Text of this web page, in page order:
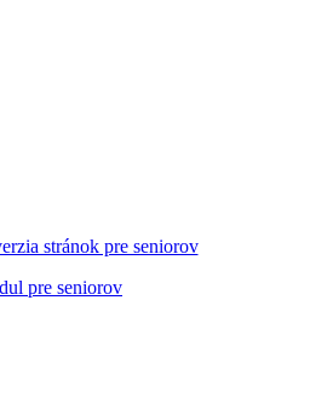
stránok pre seniorov